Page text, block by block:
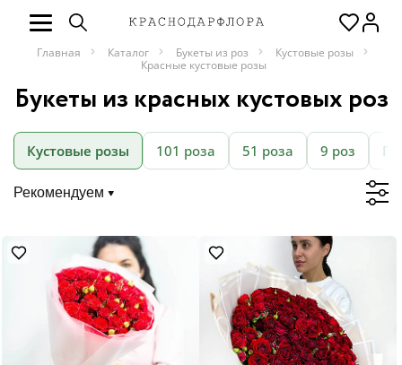
Главная Каталог Букеты из роз
Кустовые розы
Красные кустовые розы
Букеты из красных кустовых роз
Кустовые розы 101 роза 51 роза 9 роз
Рекомендуем